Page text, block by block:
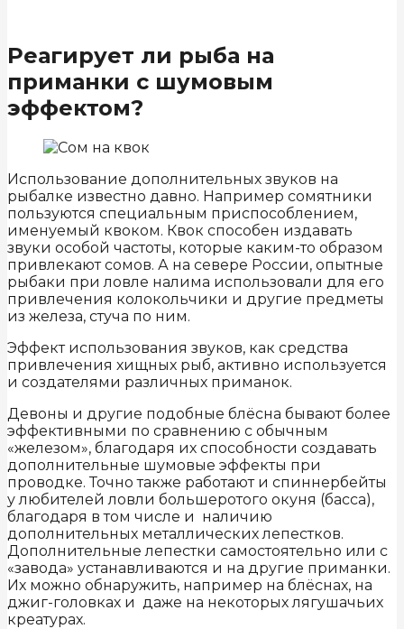
Реагирует ли рыба на
приманки с шумовым
эффектом?
Использование дополнительных звуков на
рыбалке известно давно. Например сомятники
пользуются специальным приспособлением,
именуемый квоком. Квок способен издавать
звуки особой частоты, которые каким-то образом
привлекают сомов. А на севере России, опытные
рыбаки при ловле налима использовали для его
привлечения колокольчики и другие предметы
из железа, стуча по ним.
Эффект использования звуков, как средства
привлечения хищных рыб, активно используется
и создателями различных приманок.
Девоны и другие подобные блёсна бывают более
эффективными по сравнению с обычным
«железом», благодаря их способности создавать
дополнительные шумовые эффекты при
проводке. Точно также работают и спиннербейты
у любителей ловли большеротого окуня (басса),
благодаря в том числе и наличию
дополнительных металлических лепестков.
Дополнительные лепестки самостоятельно или с
«завода» устанавливаются и на другие приманки.
Их можно обнаружить, например на блёснах, на
джиг-головках и даже на некоторых лягушачьих
креатурах.